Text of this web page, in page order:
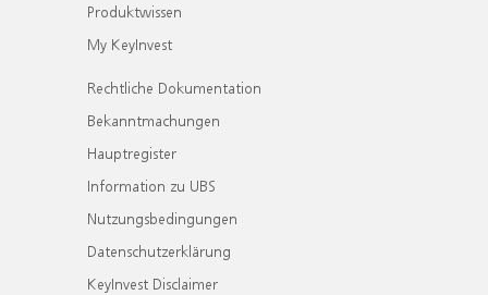
Produktwissen
My KeyInvest
Rechtliche Dokumentation
Bekanntmachungen
Hauptregister
Information zu UBS
Nutzungsbedingungen
Datenschutzerklärung
KeyInvest Disclaimer